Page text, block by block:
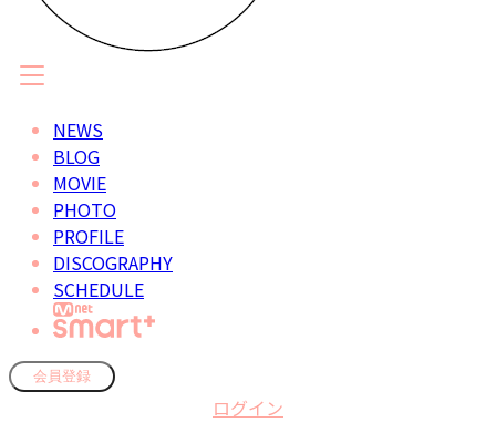
NEWS
BLOG
MOVIE
PHOTO
PROFILE
DISCOGRAPHY
SCHEDULE
会員登録
ログイン